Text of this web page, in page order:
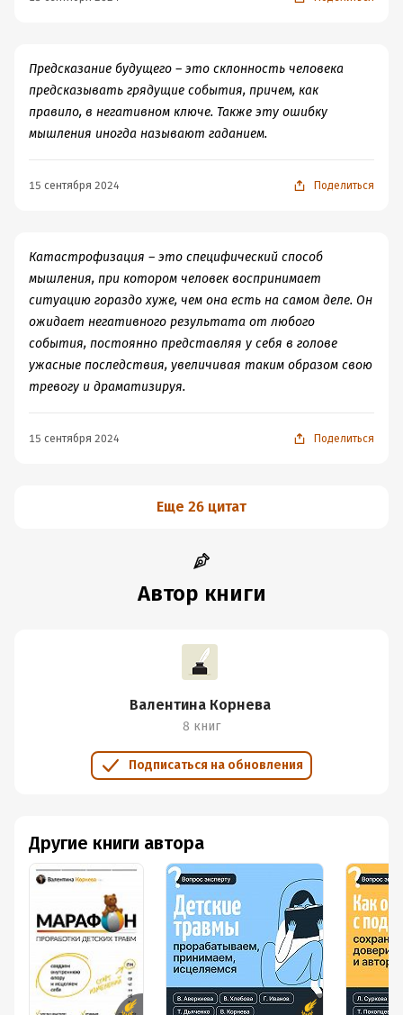
Предсказание будущего – это склонность человека
предсказывать грядущие события, причем, как
правило, в негативном ключе. Также эту ошибку
мышления иногда называют гаданием.
15 сентября 2024 Поделиться
Катастрофизация – это специфический способ
мышления, при котором человек воспринимает
ситуацию гораздо хуже, чем она есть на самом деле. Он
ожидает негативного результата от любого
события, постоянно представляя у себя в голове
ужасные последствия, увеличивая таким образом свою
тревогу и драматизируя.
15 сентября 2024 Поделиться
Еще 26 цитат
Автор книги
Валентина Корнева
8 книг
Подписаться на обновления
Другие книги автора